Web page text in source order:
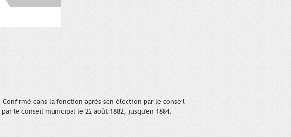
dans la fonction après son élection par le conseil
le conseil municipal le 22 août 1882, jusqu'en 1884.